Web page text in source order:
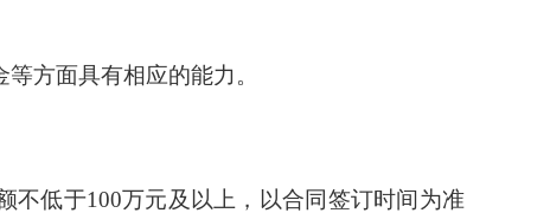
方面具有相应的能力。
不低于100万元及以上，以合同签订时间为准